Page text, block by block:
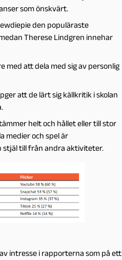
som önskvärt.
den populäraste
Therese Lindgren innehar
med att dela med sig av personlig
att de lärt sig källkritik i skolan
helt och hållet eller till stor
medier och spel är
stjäl till från andra aktiviteter.
intresse i rapporterna som på ett